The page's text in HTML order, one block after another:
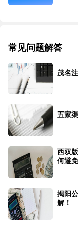
常见问题解答
茂名
五家
西双
何避
揭阳
解！